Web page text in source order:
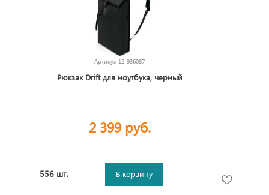
Артикул 12-936087
Рюкзак Drift для ноутбука, черный
2 399 руб.
556 шт. В корзину